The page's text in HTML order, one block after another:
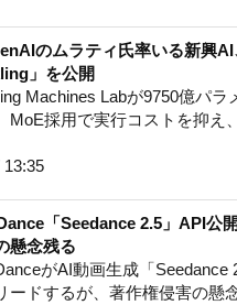
のムラティ氏率いる新興
」を公開
Machines Labが9750億パ
MoE採用で実行コストを抑え
13:35
「Seedance 2.5」API公
懸念残る
がAI動画生成「
ードするが、著作権侵害の懸